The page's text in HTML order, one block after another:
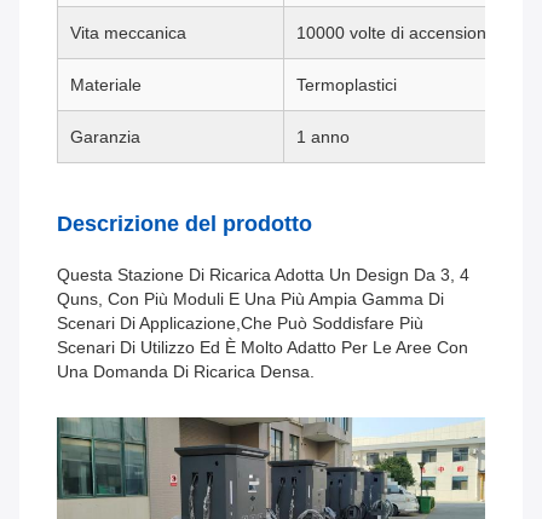
Vita meccanica 10000 volte di accensione/
Materiale Termoplastici
Garanzia 1 anno
Descrizione del prodotto
Questa Stazione Di Ricarica Adotta Un Design Da 3, 4
Quns, Con Più Moduli E Una Più Ampia Gamma Di
Scenari Di Applicazione,che Può Soddisfare Più
Scenari Di Utilizzo Ed È Molto Adatto Per Le Aree Con
Una Domanda Di Ricarica Densa.